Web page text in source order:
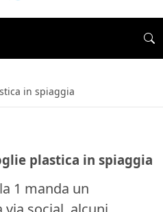
in spiaggia
plastica in spiaggia
1 manda un